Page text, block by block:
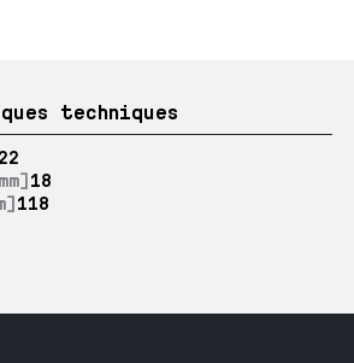
techniques
22
18
118